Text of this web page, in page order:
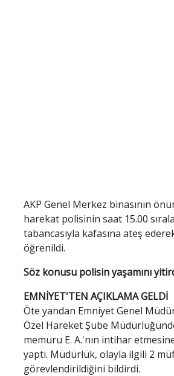
AKP Genel Merkez binasının
harekat polisinin saat 15.00
tabancasıyla kafasına ateş
öğrenildi.
Söz konusu polisin yaşamını
EMNİYET'TEN AÇIKLAMA GELDİ
Öte yandan Emniyet Genel
Özel Hareket Şube
memuru E. A.'nın intihar
yaptı. Müdürlük, olayla ilgili 2
görevlendirildiğini bildirdi.